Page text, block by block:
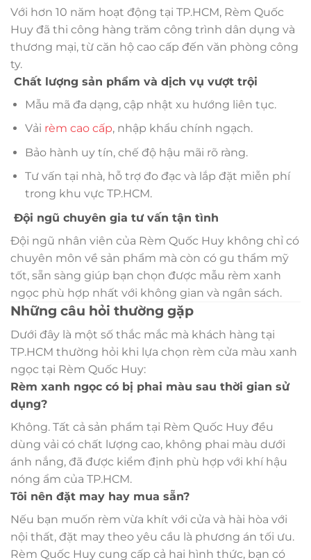
Với hơn 10 năm hoạt động tại TP.HCM, Rèm Quốc
Huy đã thi công hàng trăm công trình dân dụng và
thương mại, từ căn hộ cao cấp đến văn phòng công
ty.
Chất lượng sản phẩm và dịch vụ vượt trội
Mẫu mã đa dạng, cập nhật xu hướng liên tục.
Vải rèm cao cấp, nhập khẩu chính ngạch.
Bảo hành uy tín, chế độ hậu mãi rõ ràng.
Tư vấn tại nhà, hỗ trợ đo đạc và lắp đặt miễn phí
trong khu vực TP.HCM.
Đội ngũ chuyên gia tư vấn tận tình
Đội ngũ nhân viên của Rèm Quốc Huy không chỉ có
chuyên môn về sản phẩm mà còn có gu thẩm mỹ
tốt, sẵn sàng giúp bạn chọn được mẫu rèm xanh
ngọc phù hợp nhất với không gian và ngân sách.
Những câu hỏi thường gặp
Dưới đây là một số thắc mắc mà khách hàng tại
TP.HCM thường hỏi khi lựa chọn rèm cửa màu xanh
ngọc tại Rèm Quốc Huy:
Rèm xanh ngọc có bị phai màu sau thời gian sử
dụng?
Không. Tất cả sản phẩm tại Rèm Quốc Huy đều
dùng vải có chất lượng cao, không phai màu dưới
ánh nắng, đã được kiểm định phù hợp với khí hậu
nóng ẩm của TP.HCM.
Tôi nên đặt may hay mua sẵn?
Nếu bạn muốn rèm vừa khít với cửa và hài hòa với
nội thất, đặt may theo yêu cầu là phương án tối ưu.
Rèm Quốc Huy cung cấp cả hai hình thức, bạn có